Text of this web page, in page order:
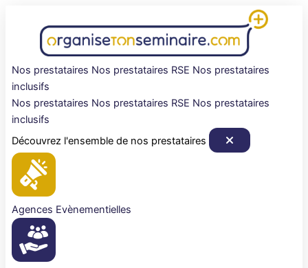
Nos prestataires Nos prestataires RSE Nos prestataires
inclusifs
Nos prestataires Nos prestataires RSE Nos prestataires
inclusifs
Découvrez l'ensemble de nos prestataires
Agences Evènementielles